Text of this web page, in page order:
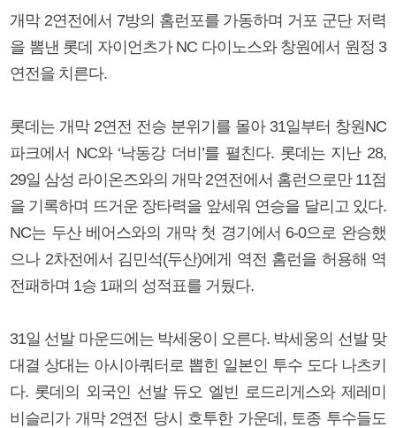
개막 2연전에서 7방의 홈런포를 가동하며 거포 군단 저력
을 뽐낸 롯데 자이언츠가 NC 다이노스와 창원에서 원정 3
연전을 치른다.
롯데는 개막 2연전 전승 분위기를 몰아 31일부터 창원NC
파크에서 NC와 ‘낙동강 더비’를 펼친다. 롯데는 지난 28,
29일 삼성 라이온즈와의 개막 2연전에서 홈런으로만 11점
을 기록하며 뜨거운 장타력을 앞세워 연승을 달리고 있다.
NC는 두산 베어스와의 개막 첫 경기에서 6-0으로 완승했
으나 2차전에서 김민석(두산)에게 역전 홈런을 허용해 역
전패하며 1승 1패의 성적표를 거뒀다.
31일 선발 마운드에는 박세웅이 오른다. 박세웅의 선발 맞
대결 상대는 아시아쿼터로 뽑힌 일본인 투수 도다 나츠키
다. 롯데의 외국인 선발 듀오 엘빈 로드리게스와 제레미
비슬리가 개막 2연전 당시 호투한 가운데, 토종 투수들도